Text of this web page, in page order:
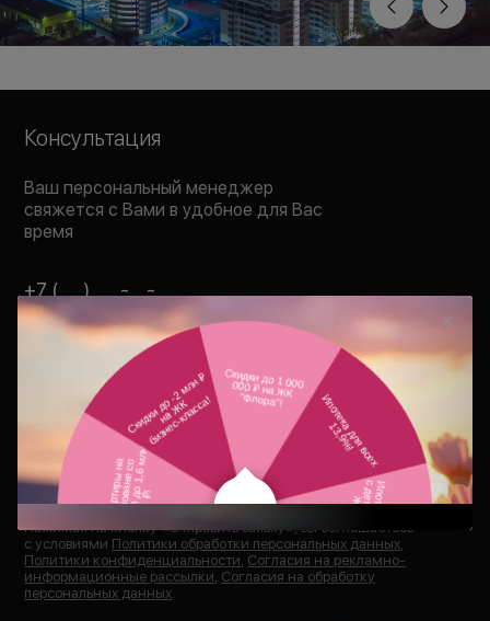
Консультация
Ваш персональный менеджер
свяжется с Вами в удобное для Вас
время
В течение 15 минут
Отправить заявку
Нажимая на кнопку «Отправить заявку», вы соглашаетесь
с условиями Политики обработки персональных данных,
Политики конфиденциальности, Согласия на рекламно-
информационные рассылки, Согласия на обработку
персональных данных.